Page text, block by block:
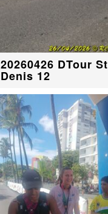
20260426 DTour St
Denis 12